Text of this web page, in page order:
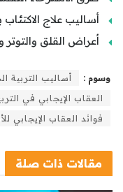
أساليب علاج
أعراض القلق
وسوم :
أساليب التربية
العقاب الإيجابي في
فوائد العقاب الإيجابي
مقالات ذات صلة